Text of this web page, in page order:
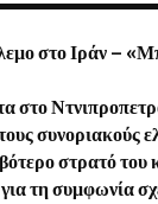
στο Ιράν –
στο
συνοριακούς
στρατό του
τη συμφωνία